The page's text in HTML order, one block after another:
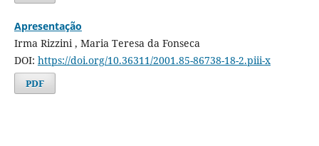
Apresentação
Irma Rizzini , Maria Teresa da Fonseca
DOI: https://doi.org/10.36311/2001.85-86738-18-2.piii-x
PDF